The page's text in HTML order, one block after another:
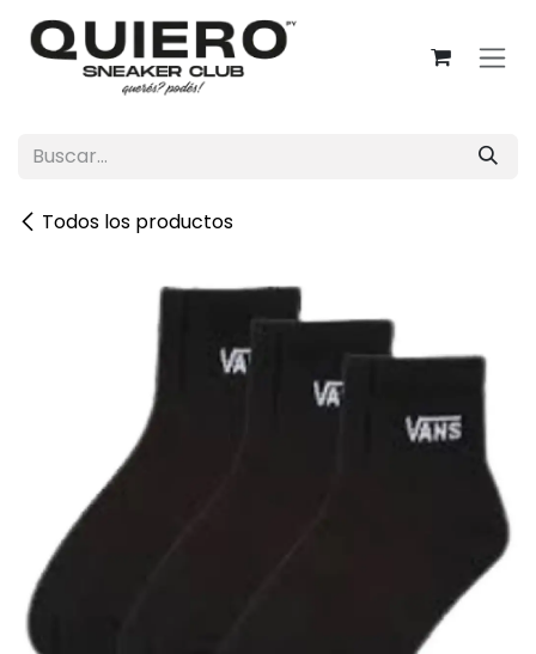
Ir al contenido
Todos los productos